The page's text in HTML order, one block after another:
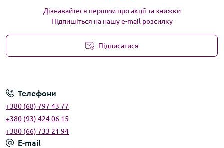
Дізнавайтеся першим про акції та знижки
Підпишіться на нашу e-mail розсилку
Підписатися
Телефони
+380 (68) 797 43 77
+380 (93) 424 06 15
+380 (66) 733 21 94
E-mail